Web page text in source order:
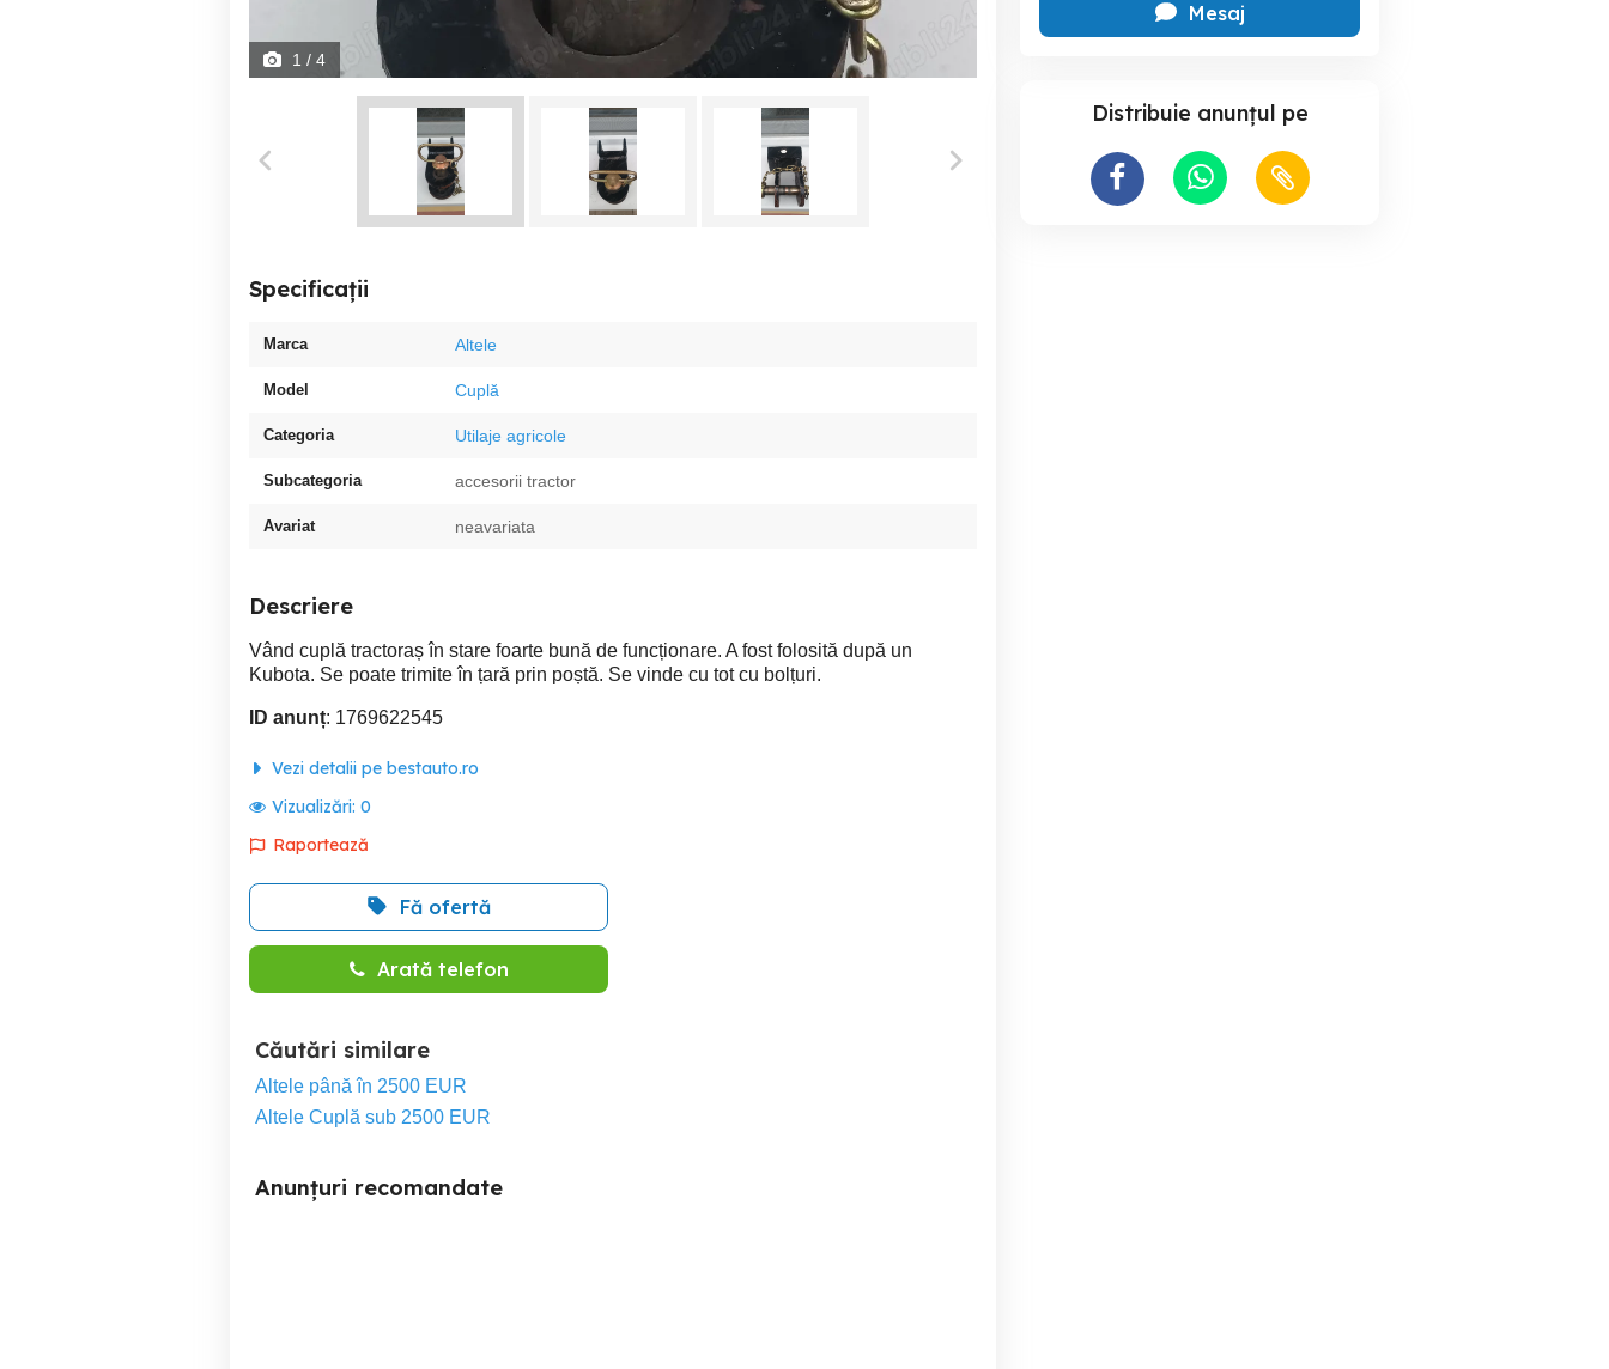
1 / 4
Specificații
Marca Altele
Model Cuplă
Categoria Utilaje agricole
Subcategoria accesorii tractor
Avariat neavariata
Descriere
Vând cuplă tractoraș în stare foarte bună de funcționare. A fost folosită după un
Kubota. Se poate trimite în țară prin poștă. Se vinde cu tot cu bolțuri.
ID anunț: 1769622545
Vezi detalii pe bestauto.ro
Vizualizări: 0
Raportează
Fă ofertă
Arată telefon
Căutări similare
Altele până în 2500 EUR
Altele Cuplă sub 2500 EUR
Anunțuri recomandate
Mesaj
Distribuie anunțul pe